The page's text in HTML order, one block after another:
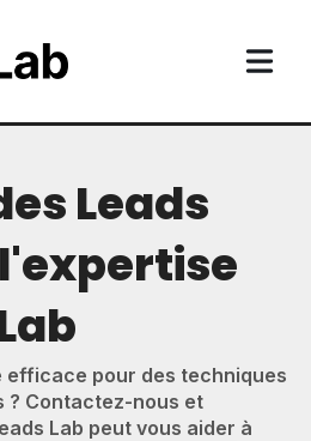
Leads
pour des techniques
? Contactez-nous et
Lab peut vous aider à